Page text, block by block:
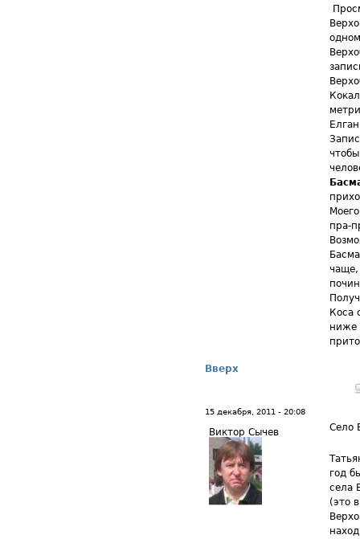
пра-
чаще,
Коса
ниже
Вверх
15 декабря, 2011 - 20:08
Виктор Сычев Село
год
села
(это